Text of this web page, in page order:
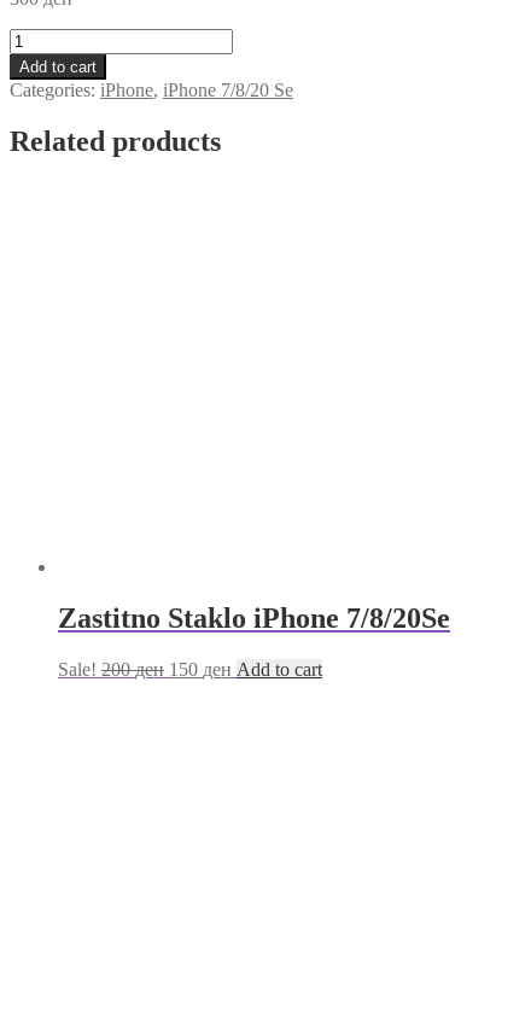
Futrola
Svetki
iPhone
7/8/20Se
quantity
Add to cart
Categories: iPhone, iPhone 7/8/20 Se
Related products
Zastitno Staklo iPhone 7/8/20Se
Sale! 200ден 150 ден Add to cart